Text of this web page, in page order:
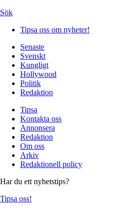
Sök
Tipsa oss om nyheter!
Senaste
Svenskt
Kungligt
Hollywood
Politik
Redaktion
Tipsa
Kontakta oss
Annonsera
Redaktion
Om oss
Arkiv
Redaktionell policy
Har du ett nyhetstips?
Tipsa oss!